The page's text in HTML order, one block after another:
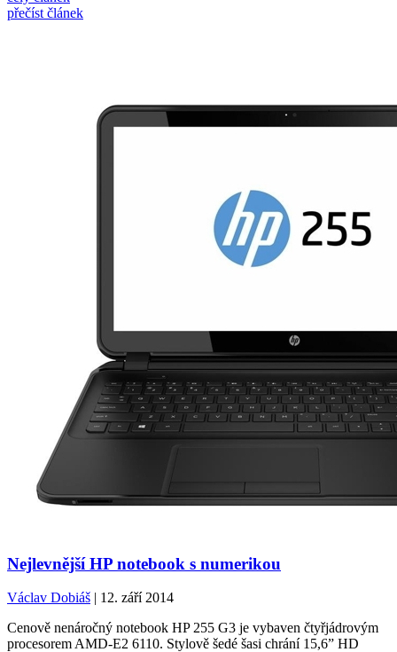
přečíst článek
Nejlevnější HP notebook s numerikou
Václav Dobiáš | 12. září 2014
Cenově nenáročný notebook HP 255 G3 je vybaven čtyřjádrovým
procesorem AMD-E2 6110. Stylově šedé šasi chrání 15,6” HD